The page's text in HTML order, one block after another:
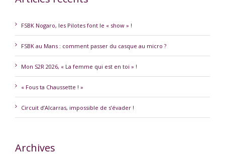
FSBK Nogaro, les Pilotes font le « show » !
FSBK au Mans : comment passer du casque au micro ?
Mon S2R 2026, « La femme qui est en toi » !
« Fous ta Chaussette ! »
Circuit d’Alcarras, impossible de s’évader !
Archives